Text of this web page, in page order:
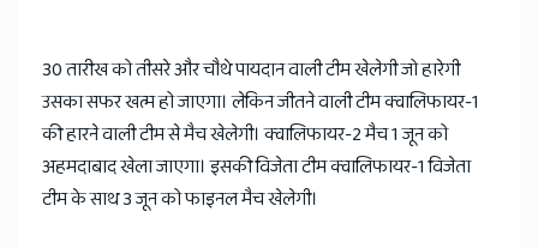
30 तारीख को तीसरे और चौथे पायदान वाली टीम खेलेगी जो हारेगी
उसका सफर खत्म हो जाएगा। लेकिन जीतने वाली टीम क्वालिफायर-1
की हारने वाली टीम से मैच खेलेगी। क्वालिफायर-2 मैच 1 जून को
अहमदाबाद खेला जाएगा। इसकी विजेता टीम क्वालिफायर-1 विजेता
टीम के साथ 3 जून को फाइनल मैच खेलेगी।